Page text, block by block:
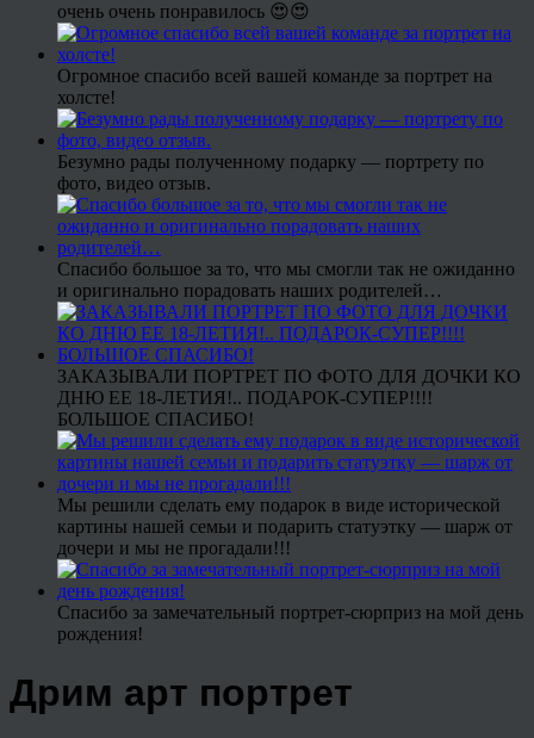
очень очень понравилось 😍😍
Огромное спасибо всей вашей команде за портрет на
холсте!
Безумно рады полученному подарку — портрету по
фото, видео отзыв.
Спасибо большое за то, что мы смогли так не ожиданно
и оригинально порадовать наших родителей…
ЗАКАЗЫВАЛИ ПОРТРЕТ ПО ФОТО ДЛЯ ДОЧКИ КО
ДНЮ ЕЕ 18-ЛЕТИЯ!.. ПОДАРОК-СУПЕР!!!!
БОЛЬШОЕ СПАСИБО!
Мы решили сделать ему подарок в виде исторической
картины нашей семьи и подарить статуэтку — шарж от
дочери и мы не прогадали!!!
Спасибо за замечательный портрет-сюрприз на мой день
рождения!
Дрим арт портрет